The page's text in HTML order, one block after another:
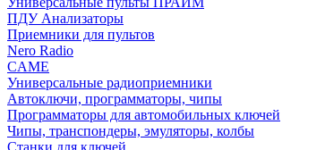
ПДУ Анализаторы
Приемники для пультов
Nero Radio
CAME
Универсальные радиоприемники
Автоключи, программаторы, чипы
Программаторы для автомобильных ключей
Чипы, транспондеры, эмуляторы, колбы
Станки для ключей